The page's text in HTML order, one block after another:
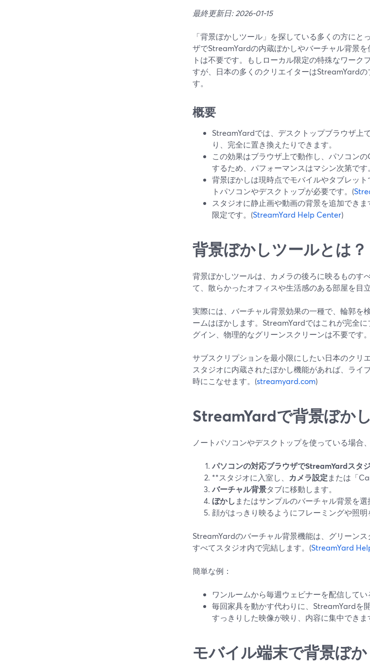
最終更新日: 2026-01-15
「背景ぼかしツール」を探している多くの方に
ザでStreamYardの内蔵ぼかしやバーチャル背景
トは不要です。もしローカル限定の特殊なワーク
すが、日本の多くのクリエイターはStreamYard
す。
概要
StreamYardでは、デスクトップブラウザ上
り、完全に置き換えたりできます。
この効果はブラウザ上で動作し、パソコン
するため、パフォーマンスはマシン次第です
背景ぼかしは現時点でモバイルやタブレッ
トパソコンやデスクトップが必要です。(
スタジオに静止画や動画の背景を追加でき
限定です。(StreamYard Help Center)
背景ぼかしツールとは？
背景ぼかしツールは、カメラの後ろに映るものす
て、散らかったオフィスや生活感のある部屋を目
実際には、バーチャル背景効果の一種で、輪郭を
ームはぼかします。StreamYardではこれが完全
グイン、物理的なグリーンスクリーンは不要です
サブスクリプションを最小限にしたい日本のクリ
スタジオに内蔵されたぼかし機能があれば、ライ
時にこなせます。(streamyard.com)
StreamYardで背景ぼか
ノートパソコンやデスクトップを使っている場合
パソコンの対応ブラウザでStreamYardスタ
**スタジオに入室し、 カメラ設定または「
バーチャル背景タブに移動します。
ぼかし またはサンプルのバーチャル背景を選
顔がはっきり映るようにフレーミングや照明
StreamYardのバーチャル背景機能は、グリーン
すべてスタジオ内で完結します。(StreamYard
簡単な例：
ワンルームから毎週ウェビナーを配信してい
毎回家具を動かす代わりに、StreamYardを
すっきりした映像が映り、内容に集中できま
モバイル端末で背景ぼ